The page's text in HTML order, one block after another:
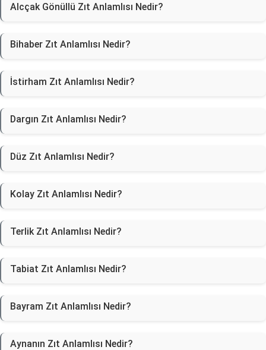
Alcçak Gönüllü Zıt Anlamlısı Nedir?
Bihaber Zıt Anlamlısı Nedir?
İstirham Zıt Anlamlısı Nedir?
Dargın Zıt Anlamlısı Nedir?
Düz Zıt Anlamlısı Nedir?
Kolay Zıt Anlamlısı Nedir?
Terlik Zıt Anlamlısı Nedir?
Tabiat Zıt Anlamlısı Nedir?
Bayram Zıt Anlamlısı Nedir?
Aynanın Zıt Anlamlısı Nedir?